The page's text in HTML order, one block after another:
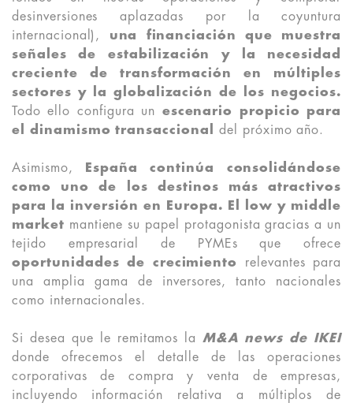
desinversiones aplazadas por la coyuntura
internacional), una financiación que muestra
señales de estabilización y la necesidad
creciente de transformación en múltiples
sectores y la globalización de los negocios.
Todo ello configura un escenario propicio para
el dinamismo transaccional
del próximo año.
Asimismo,
España continúa consolidándose
como uno de los destinos más atractivos
para la inversión en Europa.
El low y middle
market mantiene su papel protagonista gracias a un
tejido empresarial de PYMEs que ofrece
oportunidades de crecimiento
relevantes para
una amplia gama de inversores, tanto nacionales
como internacionales.
Si desea que le remitamos la M&A news de IKEI
donde ofrecemos el detalle de las operaciones
corporativas de compra y venta de empresas,
incluyendo información relativa a múltiplos de